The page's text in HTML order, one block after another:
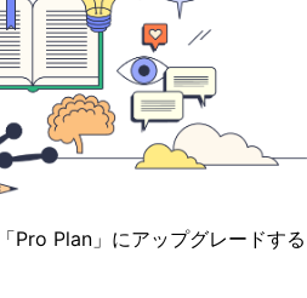
Pro Plan」にアップグレードする